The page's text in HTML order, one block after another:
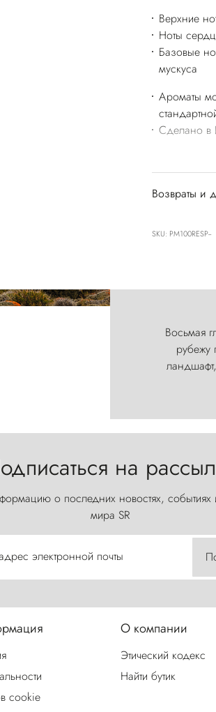
Верхние
Ноты
Базовые
мускуса
Ароматы
Сделано в
Возвраты и
SKU: PM100RESP--
Восьмая
рубежу
на
о последних новостях, событиях
мира SR
электронной почты
cookie
О компании
Этический кодекс
Найти бутик